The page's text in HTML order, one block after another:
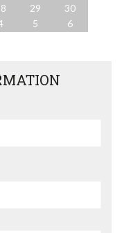
29
30
5 6